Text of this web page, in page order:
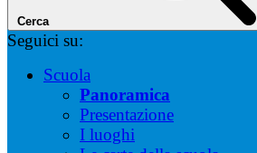
Cerca
Seguici su:
Scuola
Panoramica
Presentazione
I luoghi